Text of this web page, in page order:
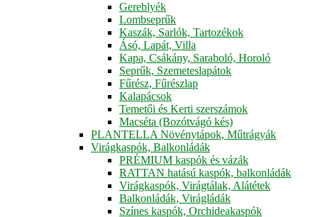
Gereblyék
Lombseprűk
Kaszák, Sarlók, Tartozékok
Ásó, Lapát, Villa
Kapa, Csákány, Saraboló, Horoló
Seprűk, Szemeteslapátok
Fűrész, Fűrészlap
Kalapácsok
Temetői és Kerti szerszámok
Macséta (Bozótvágó kés)
PLANTELLA Növénytápok, Műtrágyák
Virágkaspók, Balkonládák
PRÉMIUM kaspók és vázák
RATTAN hatású kaspók, balkonládák
Virágkaspók, Virágtálak, Alátétek
Balkonládák, Virágládák
Színes kaspók, Orchideakaspók